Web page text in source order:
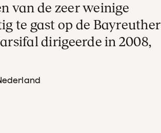
van de zeer weinige
te gast op de Bayreuther
dirigeerde in 2008,